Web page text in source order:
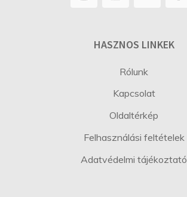
HASZNOS LINKEK
Rólunk
Kapcsolat
Oldaltérkép
Felhasználási feltételek
Adatvédelmi tájékoztató